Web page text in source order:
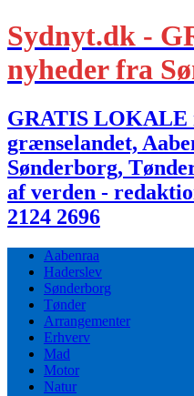
Sydnyt.dk -
nyheder fra
GRATIS LOKALE
grænselandet,
Sønderborg,
af verden -
2124 2696
Aabenraa
Haderslev
Sønderborg
Tønder
Arrangementer
Erhverv
Mad
Motor
Natur